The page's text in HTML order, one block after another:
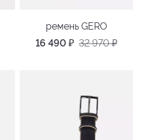
ремень GERO
16 490 ₽ 32 970₽